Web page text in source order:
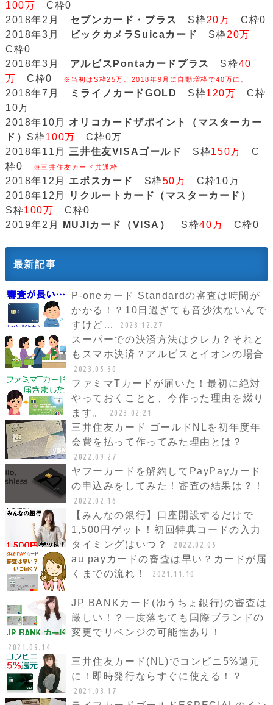
100万 C枠0
2018年2月 セブンカード・プラス S枠20万 C枠0
2018年3月
ビックカメラSuicaカード S枠20万
C枠0
2018年3月 アルビスPontaカードプラス S枠40
万 C枠0 ※当初はS枠25万。2018年9月に自動増枠で40万に。
2018年7月 ミライノカードGOLD S枠120万 C枠
10万
2018年10月 オリコカードザポイント（マスターカー
ド） S枠100万
C枠0万
2018年11月 三井住友VISAゴールド S枠150万
C
枠0
※三井住友カード共通枠
2018年12月 エポスカード S枠50万 C枠10万
2018年12月
リクルートカード（マスターカード）
S枠100万 C枠0
2019年2月
MUJIカード（VISA） S枠40万 C枠0
最新記事
P-oneカード Standardの審査は時間が
かかる！？10日過ぎても音沙汰ないんで
すけど…
2023.12.27
スーパーでの決済方法はクレカ？それと
もスマホ決済？アルビスとイオンの場合
2023.05.30
ファミマTカードが届いた！最初に絶対
やっておくことと、今作った理由を綴り
ます。
2023.02.21
三井住友カード ゴールドNLを初年度年
会費を払って作ってみた理由とは？
2022.09.27
ヤフーカードを解約してPayPayカード
の申込みをしてみた！審査の結果は？！
2022.02.16
【みんなの銀行】口座開設するだけで
1,500円ゲット！初回特典コードの入力
タイミングはいつ？
2022.02.05
au payカードの審査は早い？カードが届
くまでの流れ！
2021.11.10
JP BANKカード(ゆうちょ銀行)の審査は
厳しい！？一度落ちても国際ブランドの
変更でリベンジの可能性あり！
2021.09.14
三井住友カード(NL)でコンビニ5%還元
に！即時発行ならすぐに使える！？
2021.03.17